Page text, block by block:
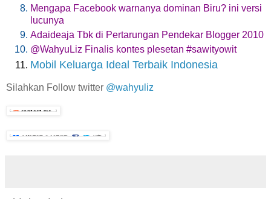
Mengapa Facebook warnanya dominan Biru? ini versi
lucunya
Adaideaja Tbk di Pertarungan Pendekar Blogger 2010
@WahyuLiz Finalis kontes plesetan #sawityowit
Mobil Keluarga Ideal Terbaik Indonesia
Silahkan Follow twitter @wahyuliz